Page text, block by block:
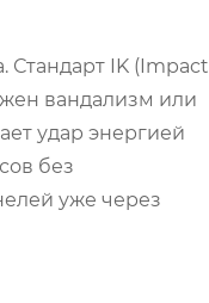
Стандарт IK (Impact
вандализм или
удар энергией
без
уже через